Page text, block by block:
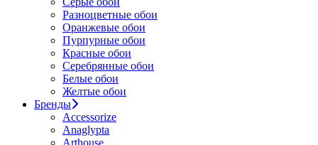
Разноцветные обои
Оранжевые обои
Пурпурные обои
Красные обои
Серебрянные обои
Белые обои
Желтые обои
Бренды
Accessorize
Anaglypta
Arthouse